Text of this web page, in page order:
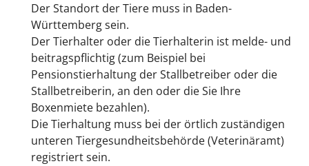
Der Standort der Tiere muss in Baden-
Württemberg sein.
Der Tierhalter oder die Tierhalterin ist melde- und
beitragspflichtig(zum Beispiel bei
Pensionstierhaltung der Stallbetreiber oder die
Stallbetreiberin, an den oder die Sie Ihre
Boxenmiete bezahlen).
Die Tierhaltung muss bei der örtlich zuständigen
unteren Tiergesundheitsbehörde (Veterinäramt)
registriert sein.